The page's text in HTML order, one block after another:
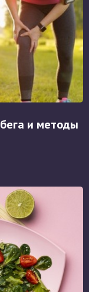
и методы